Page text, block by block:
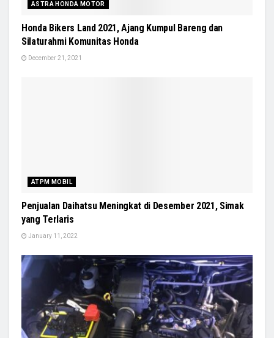
ASTRA HONDA MOTOR
Honda Bikers Land 2021, Ajang Kumpul Bareng dan
Silaturahmi Komunitas Honda
December 21, 2021
ATPM MOBIL
Penjualan Daihatsu Meningkat di Desember 2021, Simak
yang Terlaris
January 11, 2022